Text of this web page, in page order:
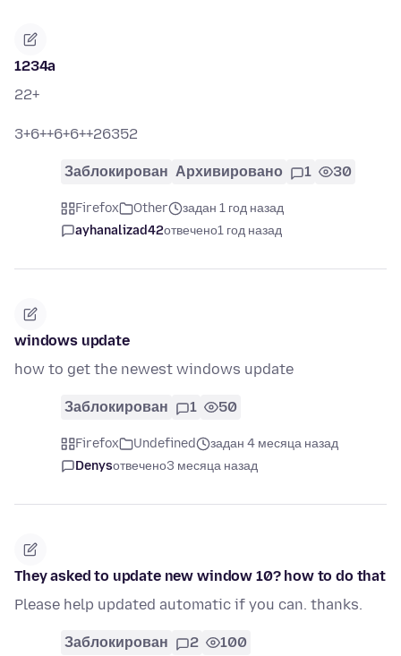
1234a
22+
3+6++6+6++26352
Заблокирован Архивировано 1 30
Firefox Other
задан 1 год назад
ayhanalizad42отвечено1 год назад
windows update
how to get the newest windows update
Заблокирован 1 50
Firefox Undefined
задан 4 месяца назад
Denysотвечено3 месяца назад
They asked to update new window 10? how to do that
Please help updated automatic if you can. thanks.
Заблокирован 2 100